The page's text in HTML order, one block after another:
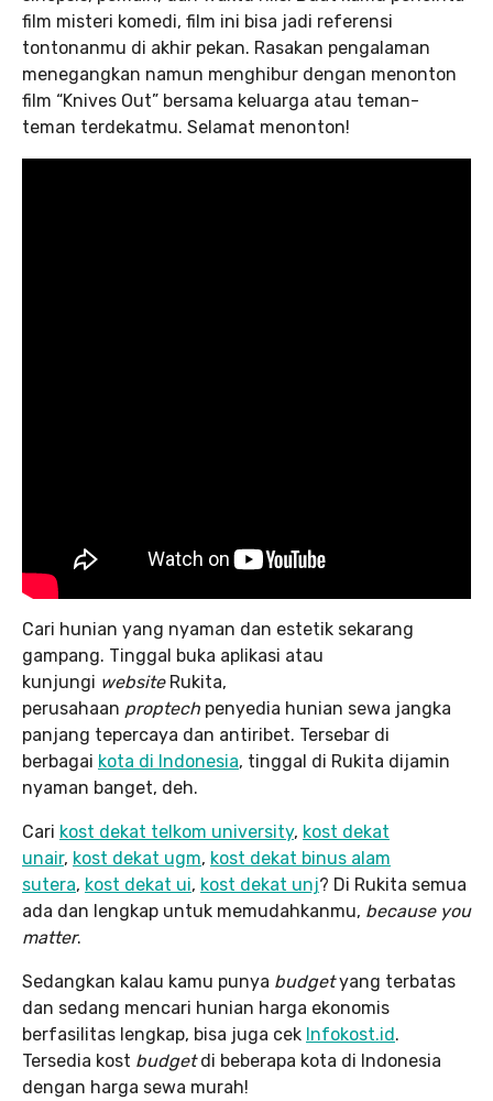
film misteri komedi, film ini bisa jadi referensi
tontonanmu di akhir pekan. Rasakan pengalaman
menegangkan namun menghibur dengan menonton
film “Knives Out” bersama keluarga atau teman-
teman terdekatmu. Selamat menonton!
Cari hunian yang nyaman dan estetik sekarang
gampang. Tinggal buka aplikasi atau
kunjungi websiteRukita,
perusahaan proptech penyedia hunian sewa jangka
panjang tepercaya dan antiribet. Tersebar di
berbagai kota di Indonesia, tinggal di Rukita dijamin
nyaman banget, deh.
Cari kost dekat telkom university, kost dekat
unair, kost dekat ugm, kost dekat binus alam
sutera, kost dekat ui, kost dekat unj? Di Rukita semua
ada dan lengkap untuk memudahkanmu, because you
matter.
Sedangkan kalau kamu punya budgetyang terbatas
dan sedang mencari hunian harga ekonomis
berfasilitas lengkap, bisa juga cek Infokost.id .
Tersedia kost budgetdi beberapa kota di Indonesia
dengan harga sewa murah!